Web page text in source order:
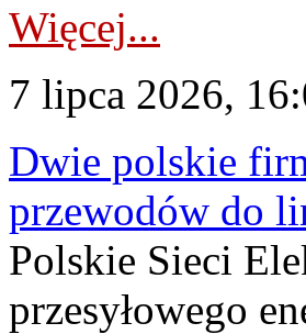
Więcej...
7 lipca 2026,
Dwie polskie
przewodów do
Polskie Sieci
przesyłowego